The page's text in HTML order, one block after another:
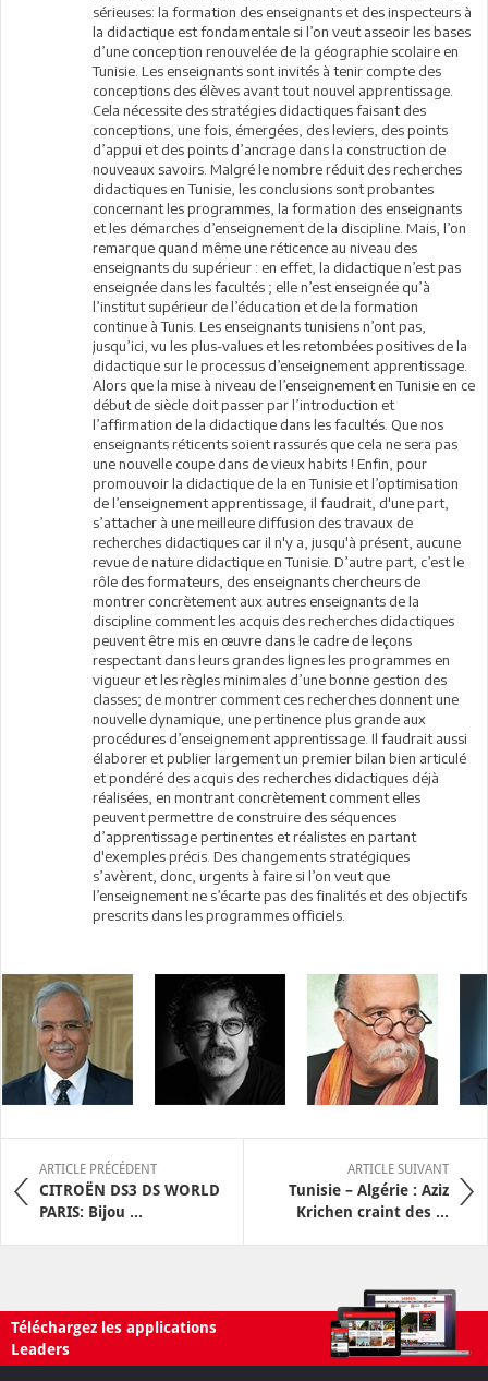
sérieuses: la formation des enseignants et des inspecteurs à
la didactique est fondamentale si l’on veut asseoir les bases
d’une conception renouvelée de la géographie scolaire en
Tunisie. Les enseignants sont invités à tenir compte des
conceptions des élèves avant tout nouvel apprentissage.
Cela nécessite des stratégies didactiques faisant des
conceptions, une fois, émergées, des leviers, des points
d’appui et des points d’ancrage dans la construction de
nouveaux savoirs. Malgré le nombre réduit des recherches
didactiques en Tunisie, les conclusions sont probantes
concernant les programmes, la formation des enseignants
et les démarches d’enseignement de la discipline. Mais, l’on
remarque quand même une réticence au niveau des
enseignants du supérieur : en effet, la didactique n’est pas
enseignée dans les facultés ; elle n’est enseignée qu’à
l’institut supérieur de l’éducation et de la formation
continue à Tunis. Les enseignants tunisiens n’ont pas,
jusqu’ici, vu les plus-values et les retombées positives de la
didactique sur le processus d’enseignement apprentissage.
Alors que la mise à niveau de l’enseignement en Tunisie en ce
début de siècle doit passer par l’introduction et
l’affirmation de la didactique dans les facultés. Que nos
enseignants réticents soient rassurés que cela ne sera pas
une nouvelle coupe dans de vieux habits ! Enfin, pour
promouvoir la didactique de la en Tunisie et l’optimisation
de l’enseignement apprentissage, il faudrait, d'une part,
s’attacher à une meilleure diffusion des travaux de
recherches didactiques car il n'y a, jusqu'à présent, aucune
revue de nature didactique en Tunisie. D’autre part, c’est le
rôle des formateurs, des enseignants chercheurs de
montrer concrètement aux autres enseignants de la
discipline comment les acquis des recherches didactiques
peuvent être mis en œuvre dans le cadre de leçons
respectant dans leurs grandes lignes les programmes en
vigueur et les règles minimales d’une bonne gestion des
classes; de montrer comment ces recherches donnent une
nouvelle dynamique, une pertinence plus grande aux
procédures d’enseignement apprentissage. Il faudrait aussi
élaborer et publier largement un premier bilan bien articulé
et pondéré des acquis des recherches didactiques déjà
réalisées, en montrant concrètement comment elles
peuvent permettre de construire des séquences
d’apprentissage pertinentes et réalistes en partant
d'exemples précis. Des changements stratégiques
s’avèrent, donc, urgents à faire si l’on veut que
l’enseignement ne s’écarte pas des finalités et des objectifs
prescrits dans les programmes officiels.
ARTICLE PRÉCÉDENT
CITROËN DS3 DS WORLD
PARIS: Bijou ...
ARTICLE SUIVANT
Tunisie – Algérie : Aziz
Krichen craint des ...
Téléchargez les applications
Leaders